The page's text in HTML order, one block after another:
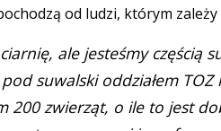
od ludzi, którym
ale jesteśmy częścią
suwalski oddziałem
200 zwierząt, o ile to jest